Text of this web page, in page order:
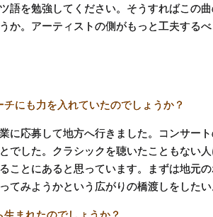
語を勉強してください。そうすればこの
か。アーティストの側がもっと工夫する
にも力を入れていたのでしょうか？
応募して地方へ行きました。コンサー
でした。クラシックを聴いたこともない人
ことにあると思っています。まずは地元
みようかという広がりの橋渡しをしたい